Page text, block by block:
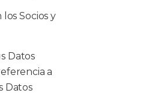
Socios y
Datos
a
Datos